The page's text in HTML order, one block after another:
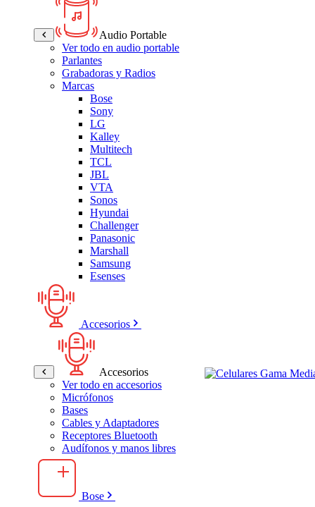
Audio Portable
Ver todo en audio portable
Parlantes
Grabadoras y Radios
Marcas
Bose
Sony
LG
Kalley
Multitech
TCL
JBL
VTA
Sonos
Hyundai
Challenger
Panasonic
Marshall
Samsung
Esenses
Accesorios
Accesorios
Ver todo en accesorios
Micrófonos
Bases
Cables y Adaptadores
Receptores Bluetooth
Audífonos y manos libres
Bose